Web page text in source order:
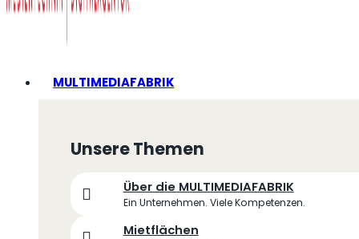
MULTIMEDIAFABRIK
Unsere Themen
Über die MULTIMEDIAFABRIK
Ein Unternehmen. Viele Kompetenzen.
Mietflächen